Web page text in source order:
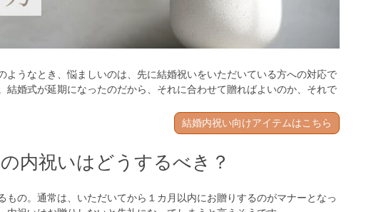
うなとき、悩ましいのは、先に結婚祝いをいただいている方への対応で
婚式が延期になったのだから、それに合わせて贈ればよいのか、それで
結婚内祝い向けアイテムはこちら
内祝いはどうするべき？
の。通常は、いただいてから１カ月以内にお贈りするのがマナーとなっ